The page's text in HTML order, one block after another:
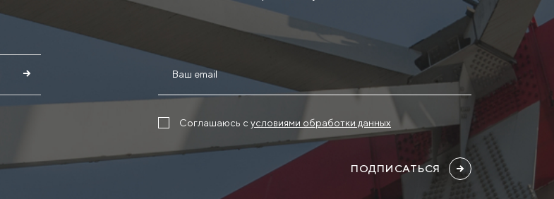
Соглашаюсь с условиями обработки данных
ПОДПИСАТЬСЯ